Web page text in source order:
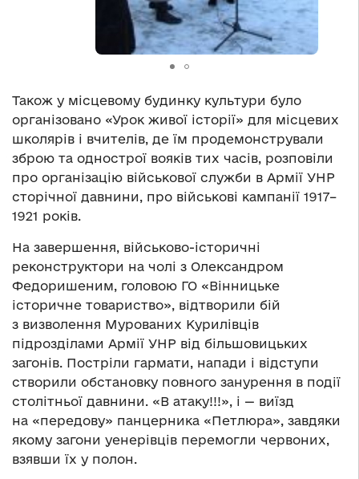
Також у місцевому будинку культури було
організовано «Урок живої історії» для місцевих
школярів і вчителів, де їм продемонстрували
зброю та однострої вояків тих часів, розповіли
про організацію військової служби в Армії УНР
сторічної давнини, про військові кампанії 1917–
1921 років.
На завершення, військово-історичні
реконструктори на чолі з Олександром
Федоришеним, головою ГО «Вінницьке
історичне товариство», відтворили бій
з визволення Мурованих Курилівців
підрозділами Армії УНР від більшовицьких
загонів. Постріли гармати, напади і відступи
створили обстановку повного занурення в події
столітньої давнини. «В атаку!!!», і — виїзд
на «передову» панцерника «Петлюра», завдяки
якому загони уенерівців перемогли червоних,
взявши їх у полон.